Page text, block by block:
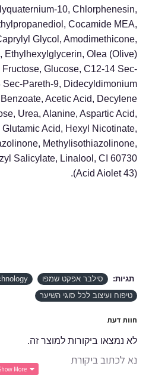
10, Chlorphenesin,
Cocamide MEA,
Glycol, Amodimethicone,
Ethylhexylglycerin, Olea (Olive)
Glucose, C12-14 Sec-
Sec-Pareth-9, Didecyldimonium
Acetic Acid, Decylene
Urea, Alanine, Aspartic Acid,
Glutamic Acid, Hexyl Nicotinate,
Methylisothiazolinone,
Salicylate, Linalool, CI 60730
(Acid Aiolet 43).
תגיות: סילבר אפקט שמפו
טיפוח ועיצוב לכל סוגי השיער
חוות דעת
לא נמצאו ביקורות למוצר זה.
נא לכתוב ביקורת